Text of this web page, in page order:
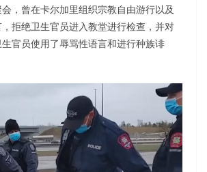
，曾在卡尔加里组织宗教自由游行以及
拒绝卫生官员进入教堂进行检查，并对
官员使用了辱骂性语言和进行种族诽